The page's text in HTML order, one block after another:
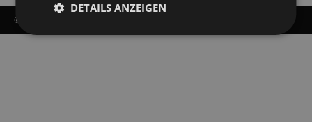
© COPYRIGHT - STAATSOPERETTE DRESDEN 2026
DETAILS ANZEIGEN